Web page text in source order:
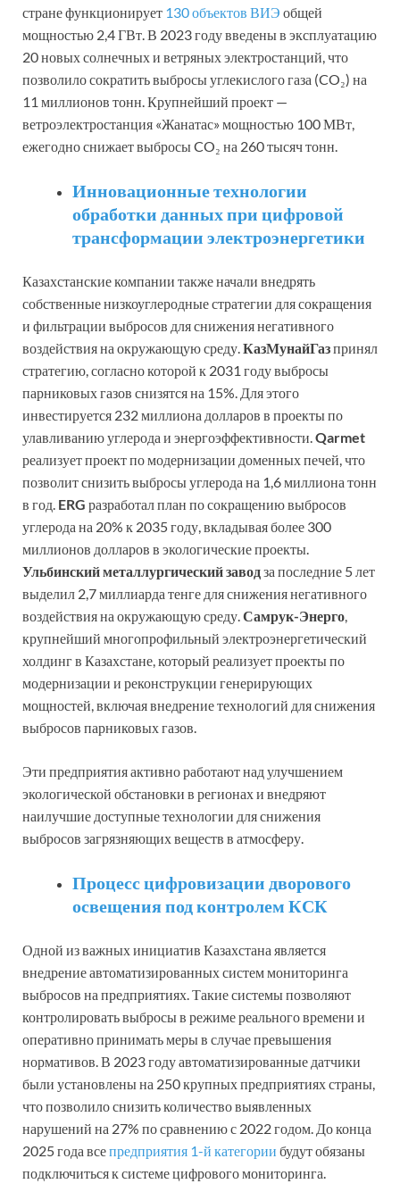
стране функционирует 130 объектов ВИЭ общей
мощностью 2,4 ГВт. В 2023 году введены в эксплуатацию
20 новых солнечных и ветряных электростанций, что
позволило сократить выбросы углекислого газа (CO₂) на
11 миллионов тонн. Крупнейший проект —
ветроэлектростанция «Жанатас» мощностью 100 МВт,
ежегодно снижает выбросы CO₂ на 260 тысяч тонн.
Инновационные технологии
обработки данных при цифровой
трансформации электроэнергетики
Казахстанские компании также начали внедрять
собственные низкоуглеродные стратегии для сокращения
и фильтрации выбросов для снижения негативного
воздействия на окружающую среду.КазМунайГазпринял
стратегию, согласно которой к 2031 году выбросы
парниковых газов снизятся на 15%. Для этого
инвестируется 232 миллиона долларов в проекты по
улавливанию углерода и энергоэффективности.Qarmet
реализует проект по модернизации доменных печей, что
позволит снизить выбросы углерода на 1,6 миллиона тонн
в год. ERG разработал план по сокращению выбросов
углерода на 20% к 2035 году, вкладывая более 300
миллионов долларов в экологические проекты.
Ульбинский металлургический заводза последние 5 лет
выделил 2,7 миллиарда тенге для снижения негативного
воздействия на окружающую среду.Самрук-Энерго,
крупнейший многопрофильный электроэнергетический
холдинг в Казахстане, который реализует проекты по
модернизации и реконструкции генерирующих
мощностей, включая внедрение технологий для снижения
выбросов парниковых газов.
Эти предприятия активно работают над улучшением
экологической обстановки в регионах и внедряют
наилучшие доступные технологии для снижения
выбросов загрязняющих веществ в атмосферу.
Процесс цифровизации дворового
освещения под контролем КСК
Одной из важных инициатив Казахстана является
внедрение автоматизированных систем мониторинга
выбросов на предприятиях. Такие системы позволяют
контролировать выбросы в режиме реального времени и
оперативно принимать меры в случае превышения
нормативов. В 2023 году автоматизированные датчики
были установлены на 250 крупных предприятиях страны,
что позволило снизить количество выявленных
нарушений на 27% по сравнению с 2022 годом. До конца
2025 года всепредприятия 1-й категории будут обязаны
подключиться к системе цифрового мониторинга.